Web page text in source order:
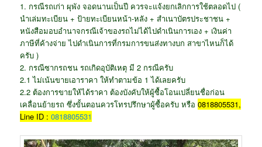
1. กรณีรถเก่า ผุพัง จอดนานเป็นปี ควรจะแจ้งยกเลิกการใช้ตลอดไป (
นำเล่มทะเบียน + ป้ายทะเบียนหน้า-หลัง + สำเนาบัตรประชาชน +
หนังสือมอบอำนาจกรณีเจ้าของรถไม่ได้ไปดำเนินการเอง + เงินค่า
ภาษีที่ค้างจ่าย ไปดำเนินการที่กรมการขนส่งทางบก สาขาไหนก็ได้
ครับ )
2. กรณีซากรถชน รถเกิดอุบัติเหตุ มี 2 กรณีครับ
2.1 ไม่เน้นขายเอาราคา ให้ทำตามข้อ 1 ได้เลยครับ
2.2 ต้องการขายให้ได้ราคา ต้องบังคับให้ผู้ซื้อโอนเปลี่ยนชื่อก่อน
เคลื่อนย้ายรถ ซึ่งขั้นตอนควรโทรปรึกษาผู้ซื้อครับ หรือ0818805531,
Line ID :0818805531